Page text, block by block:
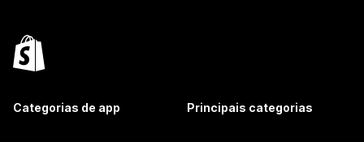
Categorias de app Principais categorias